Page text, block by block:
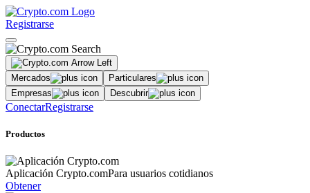
Registrarse
Mercados
Particulares
Empresas
Descubrir
ConectarRegistrarse
Productos
Aplicación Crypto.comPara usuarios cotidianos
Obtener